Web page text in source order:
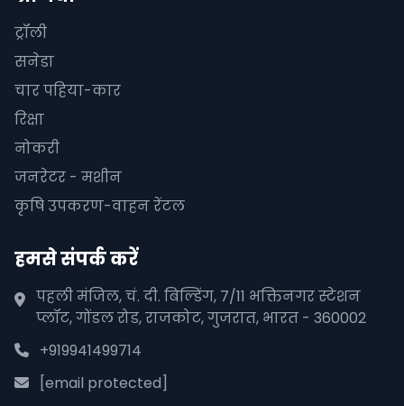
ट्रॉली
सनेडा
चार पहिया-कार
रिक्षा
नोकरी
जनरेटर - मशीन
कृषि उपकरण-वाहन रेंटल
हमसे संपर्क करें
पहली मंजिल, चं. दी. बिल्डिंग, 7/11 भक्तिनगर स्टेशन
प्लॉट, गोंडल रोड, राजकोट, गुजरात, भारत - 360002
+919941499714
[email protected]